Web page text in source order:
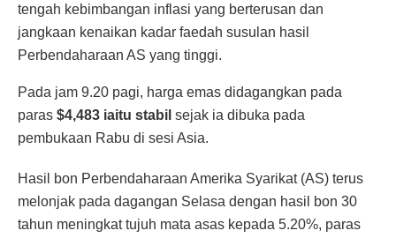
tengah kebimbangan inflasi yang berterusan dan
jangkaan kenaikan kadar faedah susulan hasil
Perbendaharaan AS yang tinggi.
Pada jam 9.20 pagi, harga emas didagangkan pada
paras $4,483 iaitu stabil sejak ia dibuka pada
pembukaan Rabu di sesi Asia.
Hasil bon Perbendaharaan Amerika Syarikat (AS) terus
melonjak pada dagangan Selasa dengan hasil bon 30
tahun meningkat tujuh mata asas kepada 5.20%, paras